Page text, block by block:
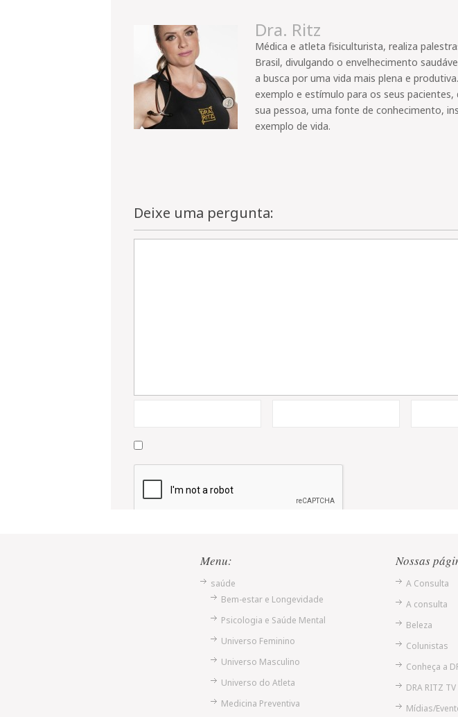
Dra. Ritz
Médica e atleta fisiculturista, realiza
Brasil, divulgando o envelhecimento
a busca por uma vida mais plena e
exemplo e estímulo para os seus pacientes,
sua pessoa, uma fonte de conhecimento,
exemplo de vida.
Deixe uma pergunta:
Menu:
saúde
Bem-estar e Longevidade
Psicologia e Saúde Mental
Universo Feminino
Universo Masculino
Universo do Atleta
Medicina Preventiva
Nossas
A Consulta
A consulta
Beleza
Colunistas
Conheça a
DRA RITZ TV
Mídias/